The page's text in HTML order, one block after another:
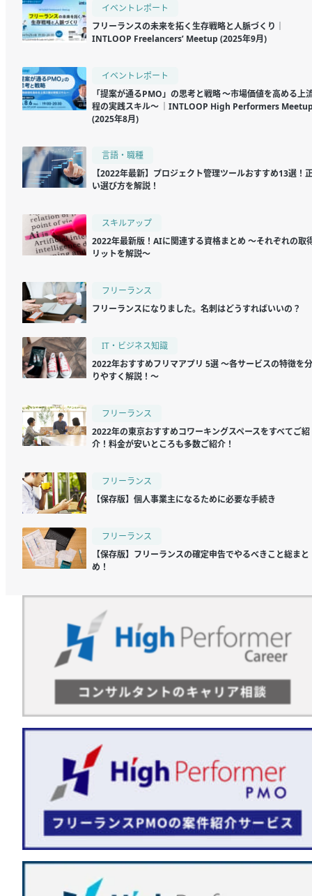
イベントレポート
フリーランスの未来を拓く生存戦略と人脈づくり｜
INTLOOP Freelancers’ Meetup (2025年9月)
イベントレポート
「提案が通るPMO」の思考と戦略 〜市場価値を高める上
程の実践スキル〜 ｜INTLOOP High Performers
(2025年8月)
言語・職種
【2022年最新】プロジェクト管理ツールおすすめ13選！
い選び方を解説！
スキルアップ
2022年最新版！AIに関連する資格まとめ ～それぞれの取
リットを解説～
フリーランス
フリーランスになりました。名刺はどうすればいいの？
IT・ビジネス知識
2022年おすすめフリマアプリ 5選 ～各サービスの特徴を
りやすく解説！～
フリーランス
2022年の東京おすすめコワーキングスペースをすべてご紹
介！料金が安いところも多数ご紹介！
フリーランス
【保存版】個人事業主になるために必要な手続き
フリーランス
【保存版】フリーランスの確定申告でやるべきこと総まと
め！